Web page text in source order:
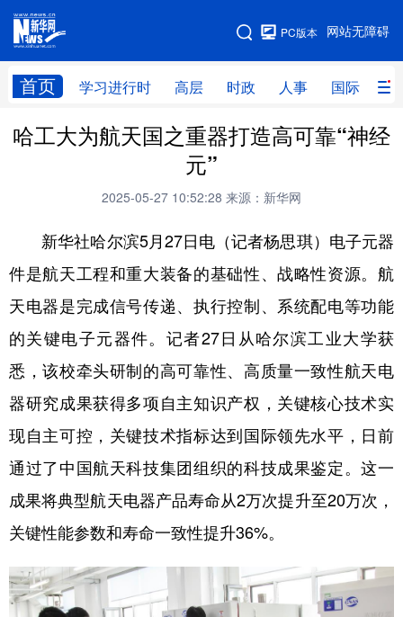
网站无障碍
PC版本
首页 学习进行时 高层 时政 人事 国际 财
网站地图
学习进行时 高层 时政 人事
科技 科创 量子 体育
健康 军事
法律 中央文件 金融 汽车
食品 人居 信息化 数字经济
学术中国 乡村振兴 银龄 溯源中国
城市 旅游 能源 会展
彩票 娱乐 时尚 悦读
文化产业
哈工大为航天国之重器打造高可靠“神经
元”
2025-05-27 10:52:28 来源：新华网
新华社哈尔滨5月27日电（记者杨思琪）电子元器
件是航天工程和重大装备的基础性、战略性资源。航
天电器是完成信号传递、执行控制、系统配电等功能
的关键电子元器件。记者27日从哈尔滨工业大学获
悉，该校牵头研制的高可靠性、高质量一致性航天电
器研究成果获得多项自主知识产权，关键核心技术实
现自主可控，关键技术指标达到国际领先水平，日前
通过了中国航天科技集团组织的科技成果鉴定。这一
成果将典型航天电器产品寿命从2万次提升至20万次，
关键性能参数和寿命一致性提升36%。